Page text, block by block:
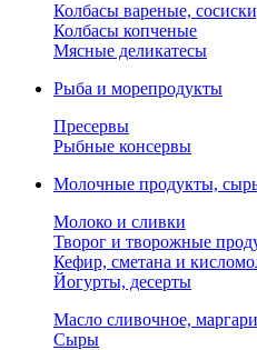
Колбасы вареные,
Колбасы копченые
Мясные деликатесы
Рыба и морепродукты
Пресервы
Рыбные консервы
Молочные продукты,
Молоко и сливки
Творог и творожные
Кефир, сметана и
Йогурты, десерты
Масло сливочное,
Сыры